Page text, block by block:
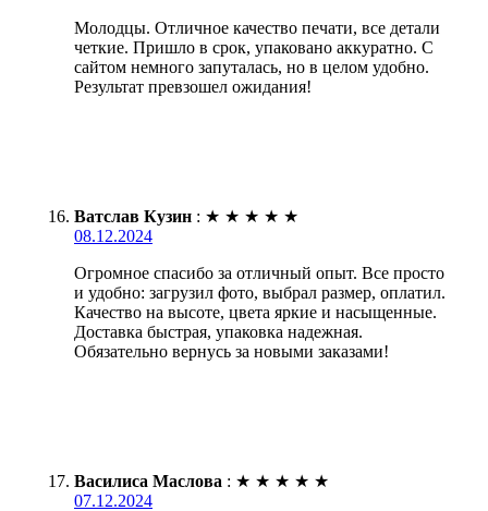
Молодцы. Отличное качество печати, все детали
четкие. Пришло в срок, упаковано аккуратно. С
сайтом немного запуталась, но в целом удобно.
Результат превзошел ожидания!
Ватслав Кузин : ★ ★ ★ ★ ★
08.12.2024
Огромное спасибо за отличный опыт. Все просто
и удобно: загрузил фото, выбрал размер, оплатил.
Качество на высоте, цвета яркие и насыщенные.
Доставка быстрая, упаковка надежная.
Обязательно вернусь за новыми заказами!
Василиса Маслова : ★ ★ ★ ★ ★
07.12.2024